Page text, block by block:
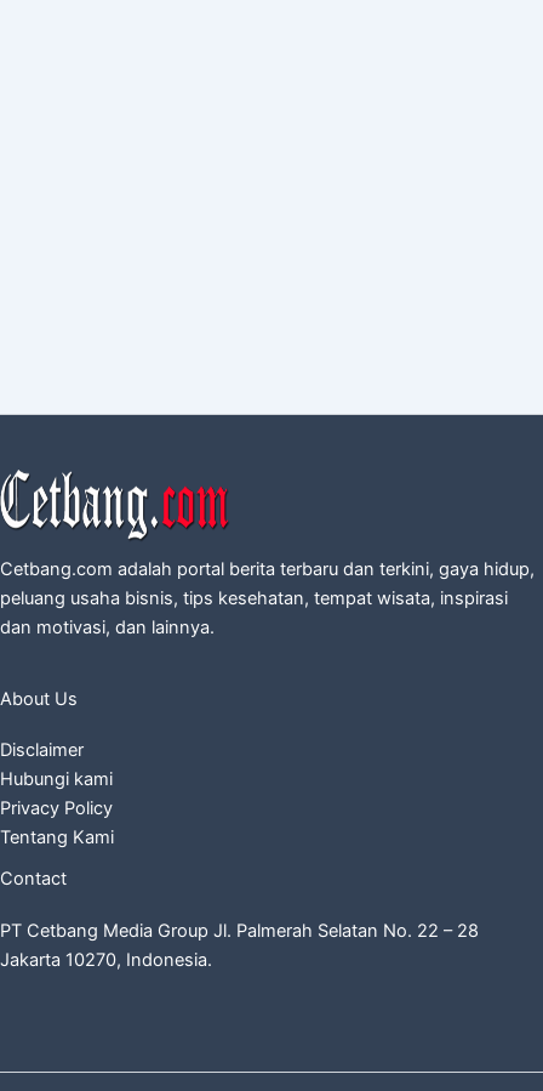
Cetbang.com adalah portal berita terbaru dan terkini, gaya hidup,
peluang usaha bisnis, tips kesehatan, tempat wisata, inspirasi
dan motivasi, dan lainnya.
About Us
Disclaimer
Hubungi kami
Privacy Policy
Tentang Kami
Contact
PT Cetbang Media Group Jl. Palmerah Selatan No. 22 – 28
Jakarta 10270, Indonesia.